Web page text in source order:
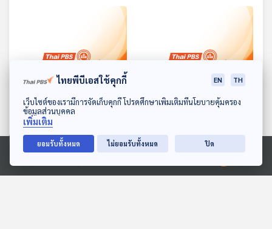
ดาวน์โหลด Thai PBS Podcast Application
Ⓒ 2020 องค์การกระจายเสียงและแพร่ภาพสาธารณะแห่งประเทศไทย
22:08
EP. 45: เปลี่ยนทัศนคติกับ
พ่อ คือทางออกของปัญหา
22:08
องค์กรใครกันแน่ที่ต้องปรับ
ตัว
ไทยพีบีเอสใช้คุกกี้ EN TH
เว็บไซต์ของเรามีการจัดเก็บคุกกี้ โปรดศึกษาเพิ่มเติมที่นโยบายคุ้มครอง
ข้อมูลส่วนบุคคล
เพิ่มเติม
ยอมรับทั้งหมด ไม่ยอมรับทั้งหมด ปิด